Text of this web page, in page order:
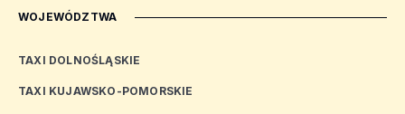
WOJEWÓDZTWA
TAXI DOLNOŚLĄSKIE
TAXI KUJAWSKO-POMORSKIE